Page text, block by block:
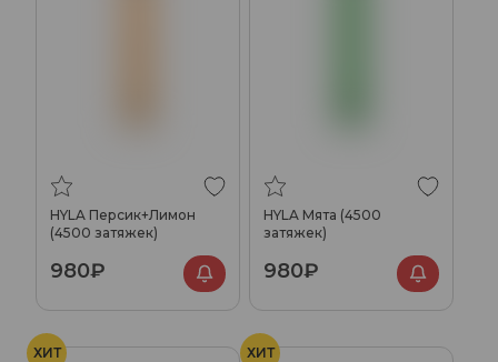
HYLA Персик+Лимон
(4500 затяжек)
980₽
HYLA Мята (4500
затяжек)
980₽
ХИТ ХИТ